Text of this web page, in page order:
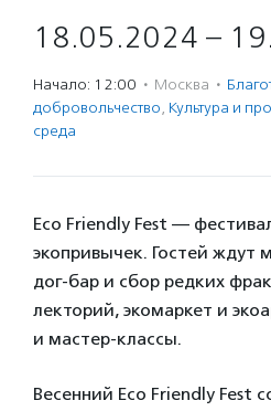
18.05.2024 –
Начало: 12:00 · Москва ·
доброволь­чест­во, Культура и
среда
Eco Friendly Fest —
экопривычек. Гостей ждут
дог-бар и сбор редких
лекторий, экомаркет и
и мастер-классы.
Весенний Eco Friendly Fest